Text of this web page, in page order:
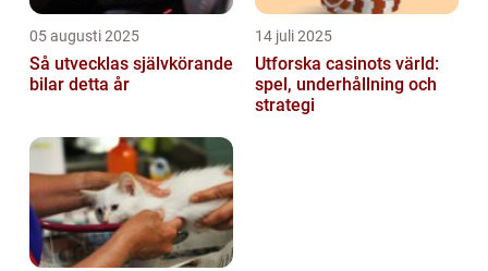
05 augusti 2025
Så utvecklas självkörande
bilar detta år
14 juli 2025
Utforska casinots värld:
spel, underhållning och
strategi